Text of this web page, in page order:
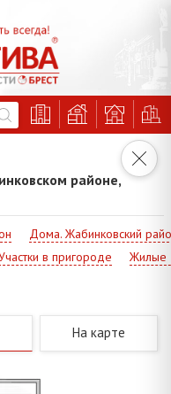
районе,
Дома. Жабинковский
в пригороде
Жилые
На карте